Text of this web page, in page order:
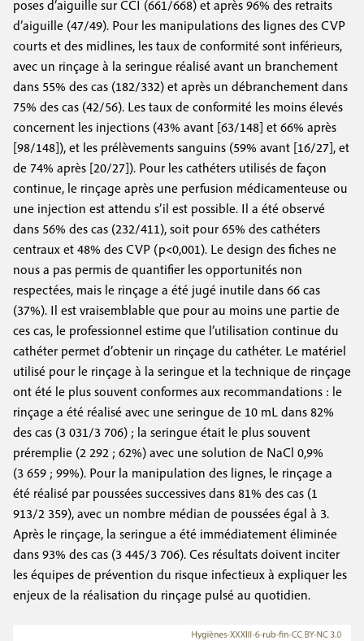
poses d’aiguille sur CCI (661/668) et après 96% des retraits
d’aiguille (47/49). Pour les manipulations des lignes des CVP
courts et des midlines, les taux de conformité sont inférieurs,
avec un rinçage à la seringue réalisé avant un branchement
dans 55% des cas (182/332) et après un débranchement dans
75% des cas (42/56). Les taux de conformité les moins élevés
concernent les injections (43% avant [63/148] et 66% après
[98/148]), et les prélèvements sanguins (59% avant [16/27], et
de 74% après [20/27]). Pour les cathéters utilisés de façon
continue, le rinçage après une perfusion médicamenteuse ou
une injection est attendu s’il est possible. Il a été observé
dans 56% des cas (232/411), soit pour 65% des cathéters
centraux et 48% des CVP (p<0,001). Le design des fiches ne
nous a pas permis de quantifier les opportunités non
respectées, mais le rinçage a été jugé inutile dans 66 cas
(37%). Il est vraisemblable que pour au moins une partie de
ces cas, le professionnel estime que l’utilisation continue du
cathéter permet d’obtenir un rinçage du cathéter. Le matériel
utilisé pour le rinçage à la seringue et la technique de rinçage
ont été le plus souvent conformes aux recommandations : le
rinçage a été réalisé avec une seringue de 10 mL dans 82%
des cas (3 031/3 706) ; la seringue était le plus souvent
préremplie (2 292 ; 62%) avec une solution de NaCl 0,9%
(3 659 ; 99%). Pour la manipulation des lignes, le rinçage a
été réalisé par poussées successives dans 81% des cas (1
913/2 359), avec un nombre médian de poussées égal à 3.
Après le rinçage, la seringue a été immédiatement éliminée
dans 93% des cas (3 445/3 706). Ces résultats doivent inciter
les équipes de prévention du risque infectieux à expliquer les
enjeux de la réalisation du rinçage pulsé au quotidien.